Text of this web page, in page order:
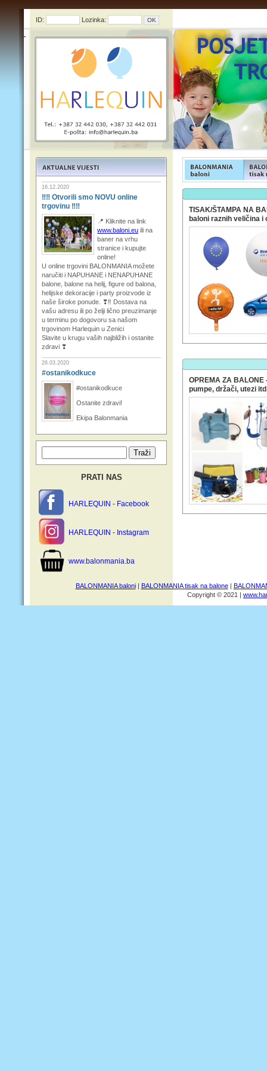
ID: Lozinka:
16.12.2020
‼‼ Otvorili smo NOVU online
trgovinu ‼‼
📍 Kliknite na link
www.baloni.eu ili na
baner na vrhu
stranice i kupujte
online!
U online trgovini BALONMANIA možete
naručiti i NAPUHANE i NENAPUHANE
balone, balone na helij, figure od balona,
helijske dekoracije i party proizvode iz
naše široke ponude. ❣‼ Dostava na
vašu adresu ili po želji lično preuzimanje
u terminu po dogovoru sa našom
trgovinom Harlequin u Zenici
Slavite u krugu vaših najbližih i ostanite
zdravi ❣
26.03.2020
#ostanikodkuce
#ostanikodkuce
Ostanite zdravi!
Ekipa Balonmania
PRATI NAS
HARLEQUIN - Facebook
HARLEQUIN - Instagram
www.balonmania.ba
TISAK/ŠTAMPA NA
baloni raznih veličina i
OPREMA ZA BALONE
pumpe, držači, utezi
BALONMANIA baloni| BALONMANIA tisak na balone|
Copyright © 2021 |